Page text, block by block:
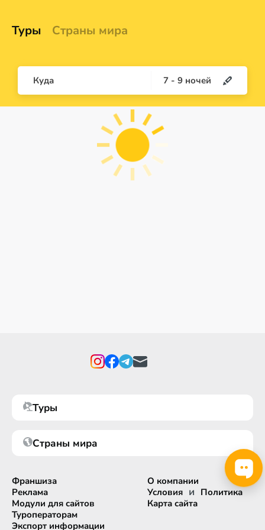
Туры Страны мира
Куда 7 - 9 ночей
Туры
Страны мира
Франшиза
Реклама
Модули для сайтов
Туроператорам
Экспорт информации
О компании
Условия и Политика
Карта сайта